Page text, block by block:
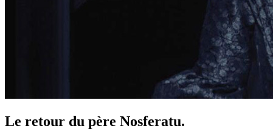
Le retour du père Nosferatu.